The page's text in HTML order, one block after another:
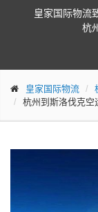
皇家国际物流
杭
皇家国际物流
杭州到斯洛伐克空